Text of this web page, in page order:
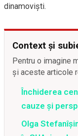
dinamoviști.
Context și
Pentru o imagine
și aceste articole
Închiderea
cauze și
Olga